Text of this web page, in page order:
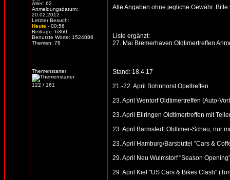
Alter: 62
Anmeldungsdatum:
20.02.2012
Letzter Besuch:
Heute - 00:56
Beiträge: 6360
Benutzte Worte: 1524086
Themen: 78
Themenstarter
122 / 161
Alle Angaben ohne jegliche Gewähr.
Liste ergänzt:
27. Mai Bremerhaven Oldtimertreffen
Stand: 18.4.17
21.-22. April Bohnhorst Opeltreffen
23. April Wentorf Oldtimertreffen (Auto-
23. April Ellringen Oldtimertreffen mit
23. April Barmstedt Oldtimer-Schau, nur
23. April Hamburg/Barsbüttel "Cars &
29. April Neu Wulmstorf "Season
29. April Kiel "US Cars & Bikes Clash"